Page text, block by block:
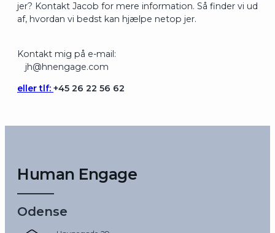
jer? Kontakt Jacob for mere information. Så finder vi ud
af, hvordan vi bedst kan hjælpe netop jer.
Kontakt mig på e-mail:
jh@hnengage.com
eller tlf: +45 26 22 56 62
Human Engage
Odense